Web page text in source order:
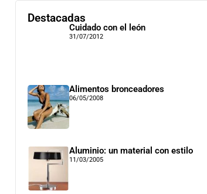
Destacadas
Cuidado con el león
31/07/2012
Alimentos bronceadores
06/05/2008
Aluminio: un material con estilo
11/03/2005